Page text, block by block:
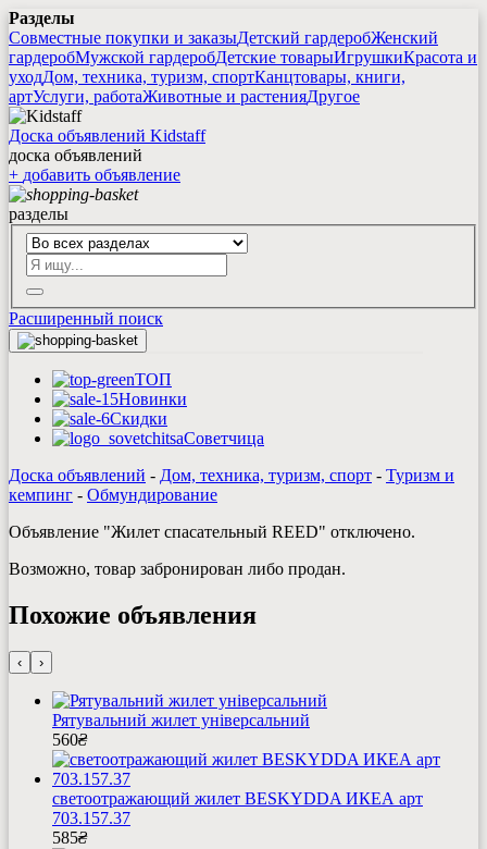
Разделы
Совместные покупки и заказыДетский гардеробЖенский
гардеробМужской гардеробДетские товарыИгрушкиКрасота и
уходДом, техника, туризм, спортКанцтовары, книги,
артУслуги, работаЖивотные и растенияДругое
Доска объявлений Kidstaff
доска объявлений
+ добавить объявление
разделы
Расширенный поиск
ТОП
Новинки
Скидки
Советчица
Доска объявлений - Дом, техника, туризм, спорт - Туризм и
кемпинг - Обмундирование
Объявление "Жилет спасательный REED" отключено.
Возможно, товар забронирован либо продан.
Похожие объявления
‹ ›
Рятувальний жилет універсальний
560₴
светоотражающий жилет BESKYDDA ИКЕА арт
703.157.37
585₴